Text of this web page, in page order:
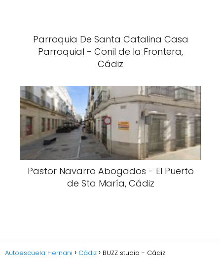
Parroquia De Santa Catalina Casa
Parroquial - Conil de la Frontera,
Cádiz
Pastor Navarro Abogados - El Puerto
de Sta María, Cádiz
Autoescuela Hernani Cádiz BUZZ studio - Cádiz